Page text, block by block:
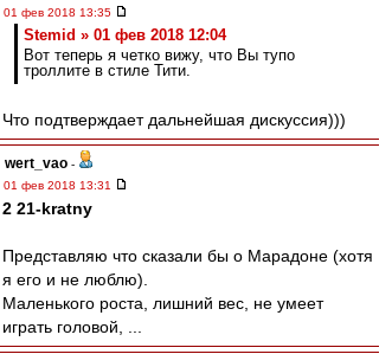
01 фев 2018 13:35
Stemid » 01 фев 2018 12:04
Вот теперь я четко вижу, что Вы тупо
троллите в стиле Тити.
Что подтверждает дальнейшая дискуссия)))
wert_vao -
01 фев 2018 13:31
2 21-kratny
Представляю что сказали бы о Марадоне (хотя
я его и не люблю).
Маленького роста, лишний вес, не умеет
играть головой, ...